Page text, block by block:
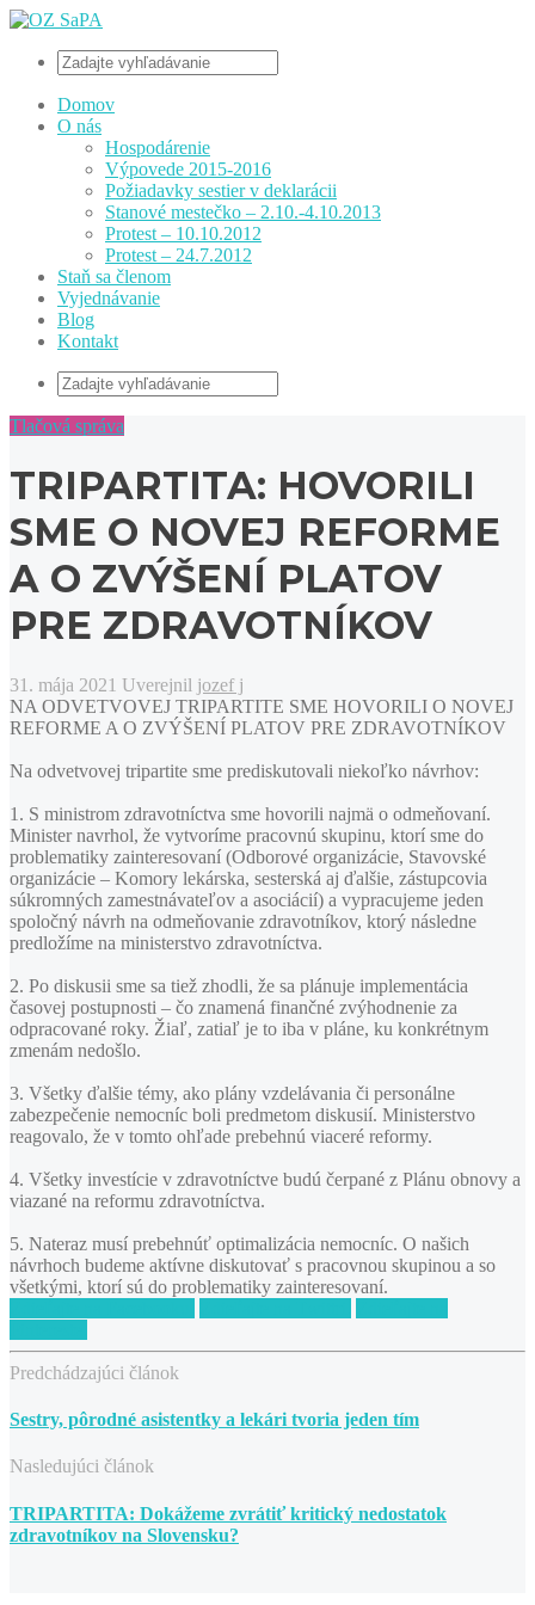
Domov
O nás
Hospodárenie
Výpovede 2015-2016
Požiadavky sestier v deklarácii
Stanové mestečko – 2.10.-4.10.2013
Protest – 10.10.2012
Protest – 24.7.2012
Staň sa členom
Vyjednávanie
Blog
Kontakt
Tlačová správa
TRIPARTITA: HOVORILI
SME O NOVEJ REFORME
A O ZVÝŠENÍ PLATOV
PRE ZDRAVOTNÍKOV
31. mája 2021 Uverejnil jozef j
NA ODVETVOVEJ TRIPARTITE SME HOVORILI O NOVEJ
REFORME A O ZVÝŠENÍ PLATOV PRE ZDRAVOTNÍKOV
Na odvetvovej tripartite sme prediskutovali niekoľko návrhov:
1. S ministrom zdravotníctva sme hovorili najmä o odmeňovaní.
Minister navrhol, že vytvoríme pracovnú skupinu, ktorí sme do
problematiky zainteresovaní (Odborové organizácie, Stavovské
organizácie – Komory lekárska, sesterská aj ďalšie, zástupcovia
súkromných zamestnávateľov a asociácií) a vypracujeme jeden
spoločný návrh na odmeňovanie zdravotníkov, ktorý následne
predložíme na ministerstvo zdravotníctva.
2. Po diskusii sme sa tiež zhodli, že sa plánuje implementácia
časovej postupnosti – čo znamená finančné zvýhodnenie za
odpracované roky. Žiaľ, zatiaľ je to iba v pláne, ku konkrétnym
zmenám nedošlo.
3. Všetky ďalšie témy, ako plány vzdelávania či personálne
zabezpečenie nemocníc boli predmetom diskusií. Ministerstvo
reagovalo, že v tomto ohľade prebehnú viaceré reformy.
4. Všetky investície v zdravotníctve budú čerpané z Plánu obnovy a
viazané na reformu zdravotníctva.
5. Nateraz musí prebehnúť optimalizácia nemocníc. O našich
návrhoch budeme aktívne diskutovať s pracovnou skupinou a so
všetkými, ktorí sú do problematiky zainteresovaní.
Predchádzajúci článok
Sestry, pôrodné asistentky a lekári tvoria jeden tím
Nasledujúci článok
TRIPARTITA: Dokážeme zvrátiť kritický nedostatok
zdravotníkov na Slovensku?